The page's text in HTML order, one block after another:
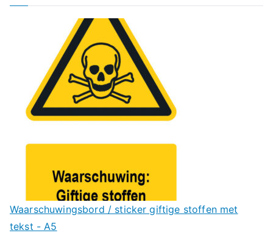
Waarschuwingsbord / sticker giftige stoffen met
tekst - A5